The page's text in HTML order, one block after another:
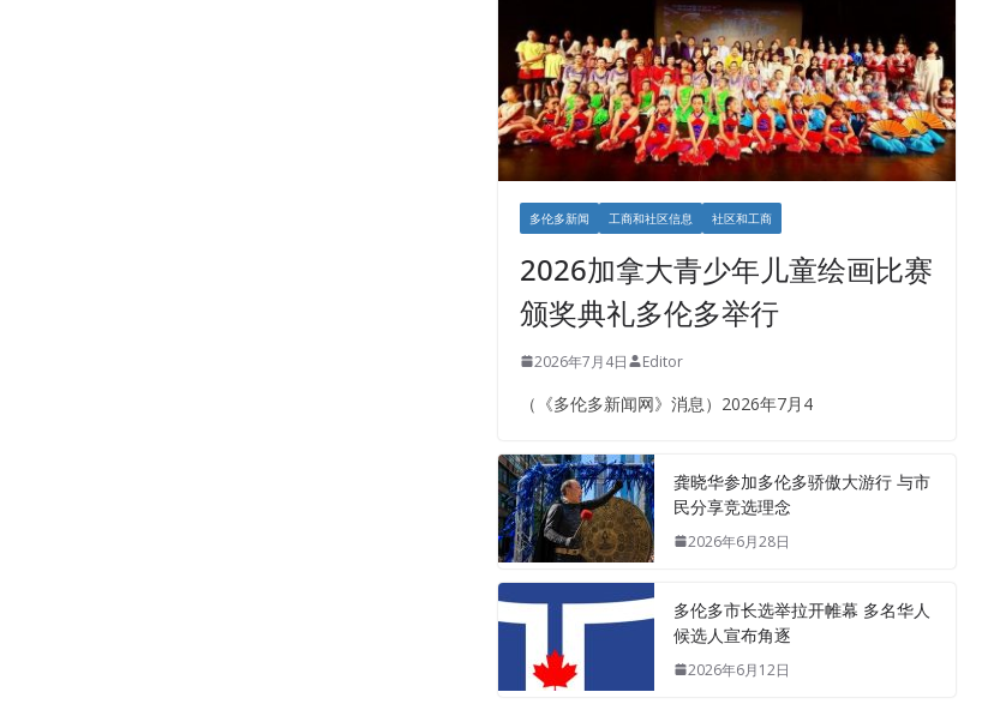
多伦多新闻 工商和社区信息 社区和工商
2026加拿大青少年儿童绘画比赛
颁奖典礼多伦多举行
2026年7月4日 Editor
（《多伦多新闻网》消息）2026年7月4
龚晓华参加多伦多骄傲大游行 与市
民分享竞选理念
2026年6月28日
多伦多市长选举拉开帷幕 多名华人
候选人宣布角逐
2026年6月12日